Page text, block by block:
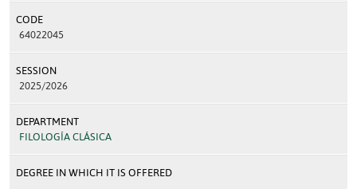
CODE
64022045
SESSION
2025/2026
DEPARTMENT
FILOLOGÍA CLÁSICA
DEGREE IN WHICH IT IS OFFERED